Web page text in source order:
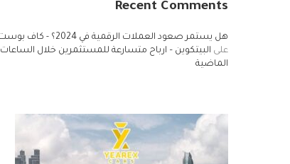
Recent Comments
هل يستمر صعود العملات الرقمية في 2024؟ - كاف بوست
على البيتكوين – ارباح متسارعة للمستثمرين خلال الساعات
الماضية